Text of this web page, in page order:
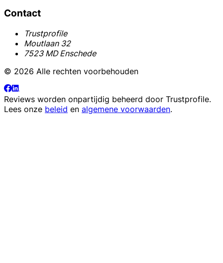
Contact
Trustprofile
Moutlaan 32
7523 MD Enschede
© 2026 Alle rechten voorbehouden
Reviews worden onpartijdig beheerd door Trustprofile.
Lees onze beleid en algemene voorwaarden.